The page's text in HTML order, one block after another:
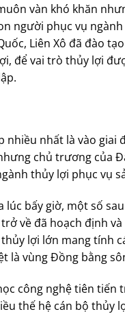
vàn khó khăn
người phục vụ
Liên Xô đã đào
để vai trò thủy lợi
nhất là vào giai
chủ trương của
thủy lợi phục vụ
bấy giờ, một số
về đã hoạch định
lợi lớn mang tính
là vùng Đồng bằng
công nghệ tiên
thế hệ cán bộ thủy